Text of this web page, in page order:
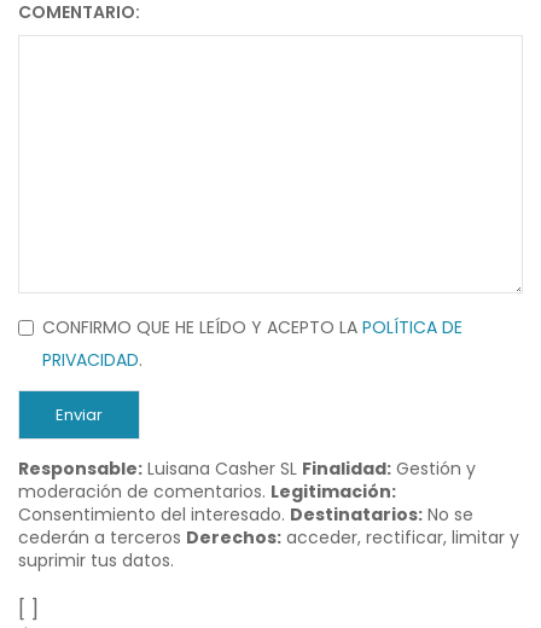
COMENTARIO:
CONFIRMO QUE HE LEÍDO Y ACEPTO LA POLÍTICA DE
PRIVACIDAD.
Enviar
Responsable: Luisana Casher SL Finalidad: Gestión y
moderación de comentarios. Legitimación:
Consentimiento del interesado. Destinatarios: No se
cederán a terceros Derechos: acceder, rectificar, limitar y
suprimir tus datos.
[ ]